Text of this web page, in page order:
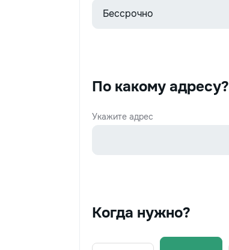
По какому адресу?
Укажите адрес
Когда нужно?